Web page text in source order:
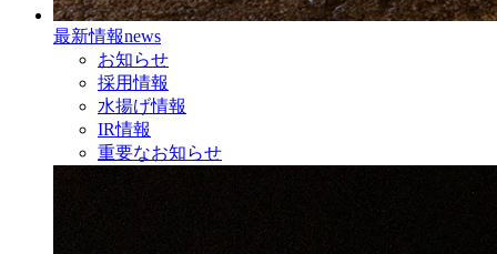
最新情報news
お知らせ
採用情報
水揚げ情報
IR情報
重要なお知らせ